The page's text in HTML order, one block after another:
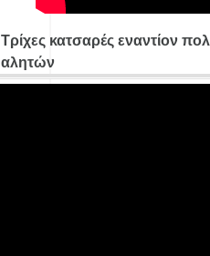
Τρίχες κατσαρές εναντίον
αλητών